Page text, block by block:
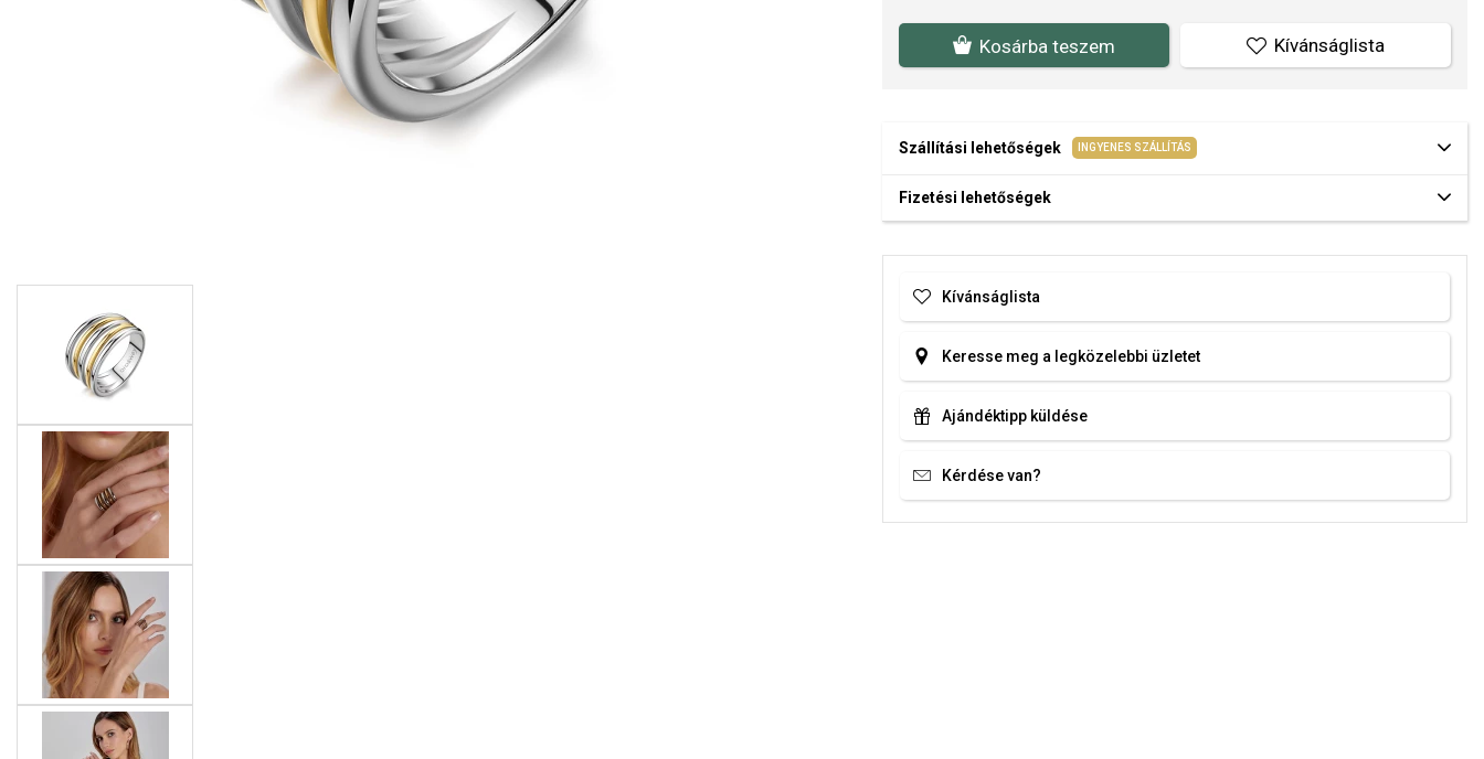
Kosárba teszem Kívánságlista
Szállítási lehetőségek INGYENES SZÁLLÍTÁS
Fizetési lehetőségek
Kívánságlista
Keresse meg a legközelebbi üzletet
Ajándéktipp küldése
Kérdése van?